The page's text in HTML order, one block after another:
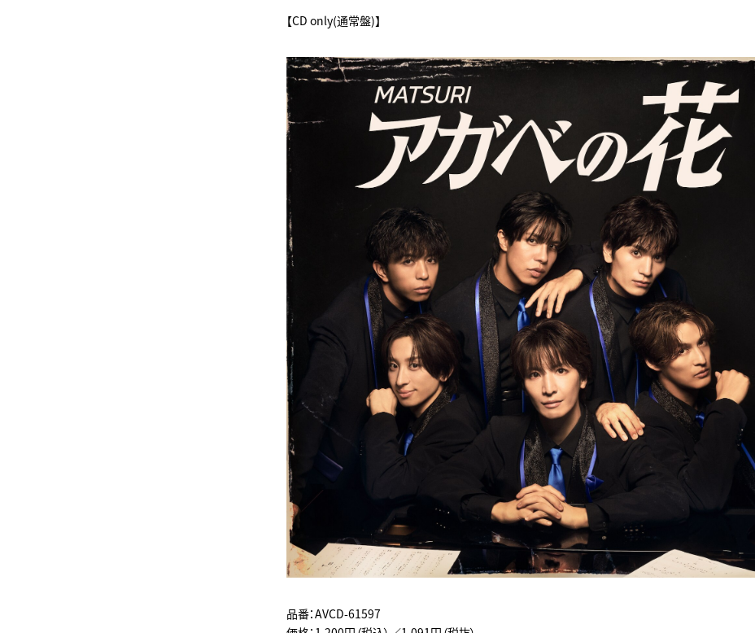
【CD only(通常盤)】
品番：AVCD-61597